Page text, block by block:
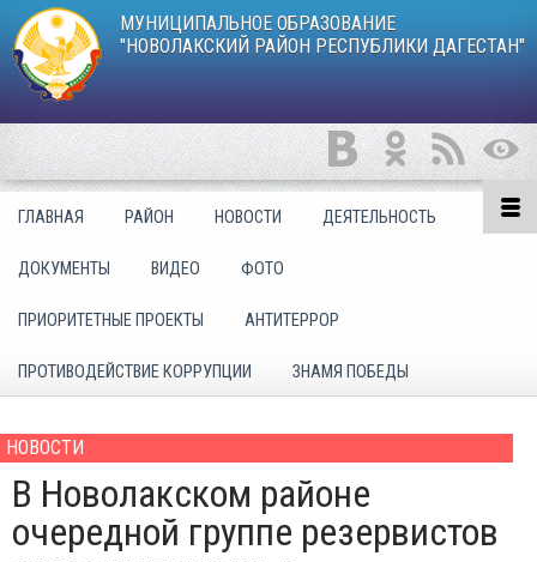
МУНИЦИПАЛЬНОЕ ОБРАЗОВАНИЕ
"НОВОЛАКСКИЙ РАЙОН РЕСПУБЛИКИ ДАГЕСТАН"
ГЛАВНАЯ РАЙОН НОВОСТИ ДЕЯТЕЛЬНОСТЬ
ДОКУМЕНТЫ ВИДЕО ФОТО
ПРИОРИТЕТНЫЕ ПРОЕКТЫ АНТИТЕРРОР
ПРОТИВОДЕЙСТВИЕ КОРРУПЦИИ ЗНАМЯ ПОБЕДЫ
НОВОСТИ
В Новолакском районе
очередной группе резервистов